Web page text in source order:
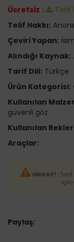
Ücretsiz |
Tarif
Telif Hakkı:
Çeviri Yapan:
Alındığı Kaynak: .
Tarif Dili: Türkçe
Ürün Kategorisi:
Kullanılan
güvenli göz
Kullanılan
Araçlar:
DİKKAT! :Tarif
için
Paylaş: